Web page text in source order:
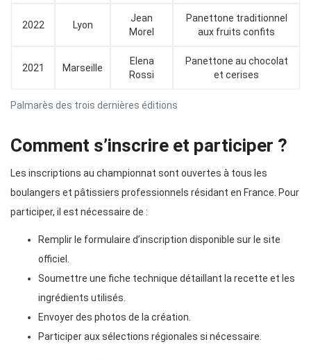
Palmarès des trois dernières éditions
2022 Lyon
Jean
Morel
Panettone traditionnel
aux fruits confits
2021 Marseille
Elena
Rossi
Panettone au chocolat
et cerises
Comment s’inscrire et participer ?
Les inscriptions au championnat sont ouvertes à tous les
boulangers et pâtissiers professionnels résidant en France. Pour
participer, il est nécessaire de :
Remplir le formulaire d’inscription disponible sur le site
officiel.
Soumettre une fiche technique détaillant la recette et les
ingrédients utilisés.
Envoyer des photos de la création.
Participer aux sélections régionales si nécessaire.